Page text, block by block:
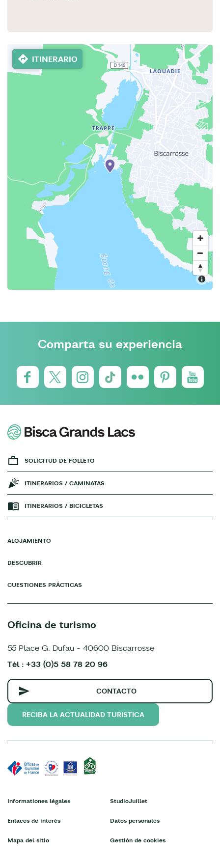
ITINERARIO
Comparta su experiencia
SOLICITUD DE FOLLETO
ITINERARIOS / CAMINATAS
ITINERARIOS / BICICLETAS
ALOJAMIENTO
DESCUBRIR
CUESTIONES PRÁCTICAS
Oficina de turismo
55 Place G. Dufau - 40600 Biscarrosse
Tél : +33 (0)5 58 78 20 96
CONTACTO
RECIBA LA ACTUALIDAD TURISTICA
Informationes légales
Enlaces de interés
Mapa del sitio
StudioJuillet
Datos personales
Gestión de cookies